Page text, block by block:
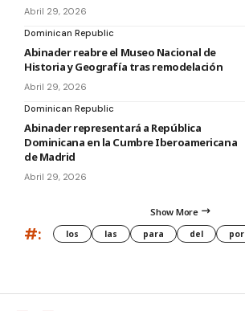
Abril 29, 2026
Dominican Republic
Abinader reabre el Museo Nacional de
Historia y Geografía tras remodelación
Abril 29, 2026
Dominican Republic
Abinader representará a República
Dominicana en la Cumbre Iberoamericana
de Madrid
Abril 29, 2026
Show More
#: los las para del por